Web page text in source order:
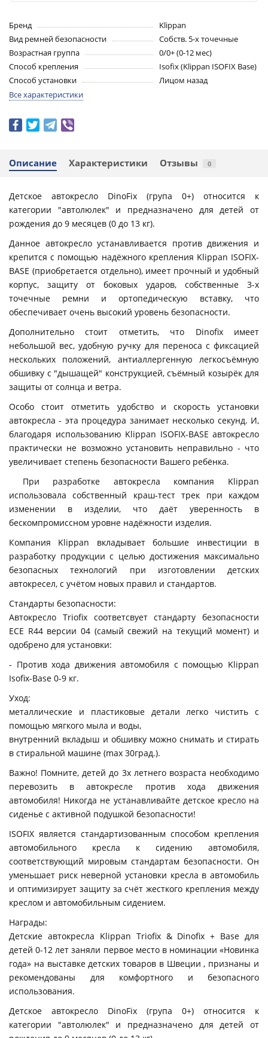
Бренд
Klippan
Вид ремней безопасности
Собств. 5-х точечные
Возрастная группа
0/0+ (0-12 меc)
Способ крепления
Isofix (Klippan ISOFIX Base)
Способ установки
Лицом назад
Все характеристики
Описание Характеристики Отзывы 0
Детское автокресло DinoFix (група 0+) относится к
категории "автолюлек" и предназначено для детей от
рождения до 9 месяцев (0 до 13 кг).
Данное автокресло устанавливается против движения и
крепится с помощью надёжного крепления Klippan ISOFIX-
BASE (приобретается отдельно), имеет прочный и удобный
корпус, защиту от боковых ударов, собственные 3-х
точечные ремни и ортопедическую вставку, что
обеспечивает очень высокий уровень безопасности.
Дополнительно стоит отметить, что Dinofix имеет
небольшой вес, удобную ручку для переноса с фиксацией
нескольких положений, антиаллергенную легкосъёмную
обшивку с "дышащей" конструкцией, съёмный козырёк для
защиты от солнца и ветра.
Особо стоит отметить удобство и скорость установки
автокресла - эта процедура занимает несколько секунд. И,
благодаря использованию Klippan ISOFIX-BASE автокресло
практически не возможно установить неправильно - что
увеличивает степень безопасности Вашего ребёнка.
При разработке автокресла компания Klippan
использовала собственный краш-тест трек при каждом
изменении в изделии, что даёт уверенность в
бескомпромиссном уровне надёжности изделия.
Компания Klippan вкладывает большие инвестиции в
разработку продукции с целью достижения максимально
безопасных технологий при изготовлении детских
автокресел, с учётом новых правил и стандартов.
Стандарты безопасности:
Автокресло Triofix соответсвует стандарту безопасности
ECE R44 версии 04 (самый свежий на текущий момент) и
одобрено для установки:
- Против хода движения автомобиля с помощью Klippan
Isofix-Base 0-9 кг.
Уход:
металлические и пластиковые детали легко чистить с
помощью мягкого мыла и воды,
внутренний вкладыш и обшивку можно снимать и стирать
в стиральной машине (max 30град.).
Важно! Помните, детей до 3х летнего возраста необходимо
перевозить в автокресле против хода движения
автомобиля! Никогда не устанавливайте детское кресло на
сиденье с активной подушкой безопасности!
ISOFIX является стандартизованным способом крепления
автомобильного кресла к сидению автомобиля,
соответствующий мировым стандартам безопасности. Он
уменьшает риск неверной установки кресла в автомобиль
и оптимизирует защиту за счёт жесткого крепления между
креслом и автомобильным сидением.
Награды:
Детские автокресла Klippan Triofix & Dinofix + Base для
детей 0-12 лет заняли первое место в номинации «Новинка
года» на выставке детских товаров в Швеции , признаны и
рекомендованы для комфортного и безопасного
использования.
Детское автокресло DinoFix (група 0+) относится к
категории "автолюлек" и предназначено для детей от